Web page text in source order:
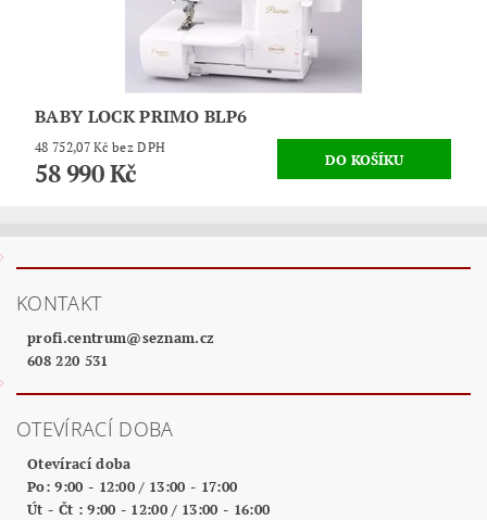
BABY LOCK PRIMO BLP6
48 752,07 Kč bez DPH
58 990 Kč
KONTAKT
profi.centrum@seznam.cz
608 220 531
OTEVÍRACÍ DOBA
Otevírací doba
Po: 9:00 - 12:00 / 13:00 - 17:00
Út - Čt : 9:00 - 12:00 / 13:00 - 16:00